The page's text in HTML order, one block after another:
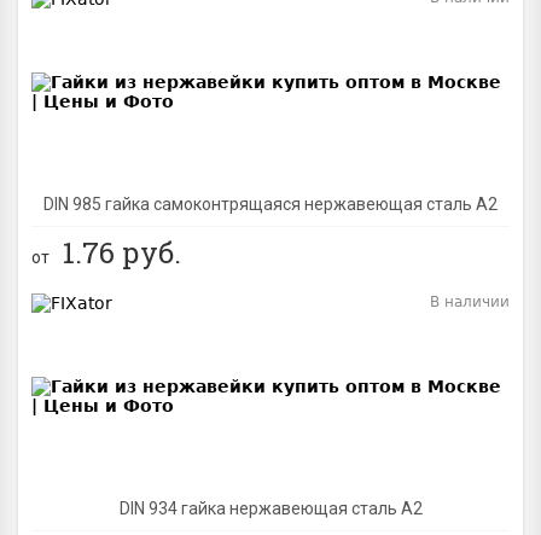
DIN 985 гайка самоконтрящаяся нержавеющая сталь A2
от 1.76 руб.
DIN 934 гайка нержавеющая сталь A2
В наличии